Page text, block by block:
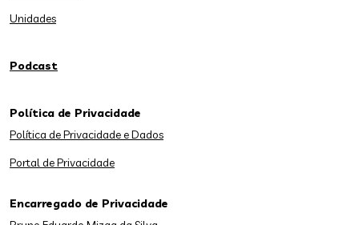
Unidades
Podcast
Política de Privacidade
Política de Privacidade e Dados
Portal de Privacidade
Encarregado de Privacidade